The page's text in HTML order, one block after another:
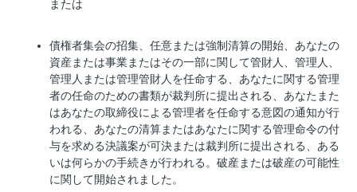
または
債権者集会の招集、任意または強制清算の開始、あなたの
資産または事業またはその一部に関して管財人、管理人、
管理人または管理管財人を任命する、あなたに関する管理
者の任命のための書類が裁判所に提出される、あなたまた
はあなたの取締役による管理者を任命する意図の通知が行
われる、あなたの清算またはあなたに関する管理命令の付
与を求める決議案が可決または裁判所に提出される、ある
いは何らかの手続きが行われる。破産または破産の可能性
に関して開始されました。